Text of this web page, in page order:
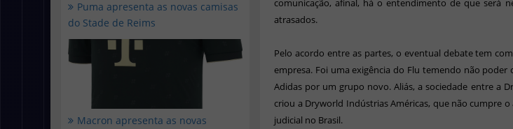
Puma apresenta as novas camisas
do Stade de Reims
Macron apresenta as novas
comunicação, afinal, há o entendimento de que será
atrasados.
Pelo acordo entre as partes, o eventual debate tem
empresa. Foi uma exigência do Flu temendo não poder
Adidas por um grupo novo. Aliás, a sociedade entre a
criou a Dryworld Indústrias Américas, que não cumpre
judicial no Brasil.